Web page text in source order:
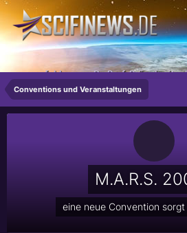
...empfohlen von Dr. Prof.
Conventions und Veranstaltungen
M.A.R.S.
eine neue Convention